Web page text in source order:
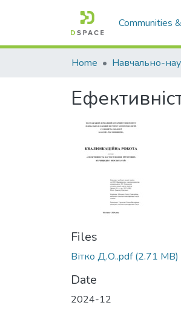
Communities
Home
Files
Вітко Д.О..pdf(2.71 MB)
Date
2024-12